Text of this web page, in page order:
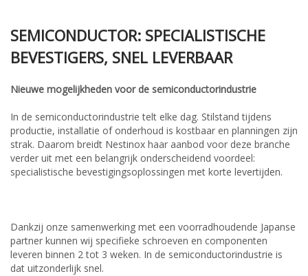
SEMICONDUCTOR: SPECIALISTISCHE
BEVESTIGERS, SNEL LEVERBAAR
Nieuwe mogelijkheden voor de semiconductorindustrie
In de semiconductorindustrie telt elke dag. Stilstand tijdens
productie, installatie of onderhoud is kostbaar en planningen zijn
strak. Daarom breidt Nestinox haar aanbod voor deze branche
verder uit met een belangrijk onderscheidend voordeel:
specialistische bevestigingsoplossingen met korte levertijden.
Dankzij onze samenwerking met een voorradhoudende Japanse
partner kunnen wij specifieke schroeven en componenten
leveren binnen 2 tot 3 weken. In de semiconductorindustrie is
dat uitzonderlijk snel.